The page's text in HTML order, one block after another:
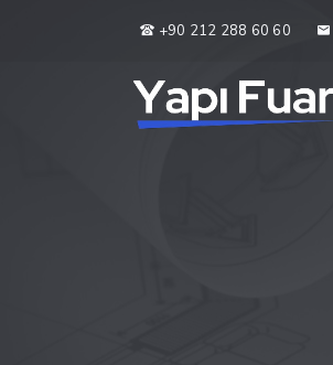
+90 212 288 60 60